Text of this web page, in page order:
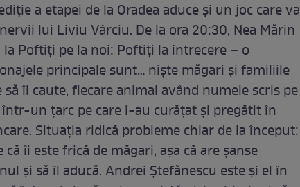
a etapei de la Oradea aduce și un joc care va
lui Liviu Vârciu. De la ora 20:30, Nea Mărin
la Poftiți pe la noi: Poftiți la întrecere – o
principale sunt… niște măgari și familiile
îi caute, fiecare animal având numele scris pe
într-un țarc pe care l-au curățat și pregătit în
Situația ridică probleme chiar de la început:
îi este frică de măgari, așa că are șanse
și să îl aducă. Andrei Ștefănescu este și el în